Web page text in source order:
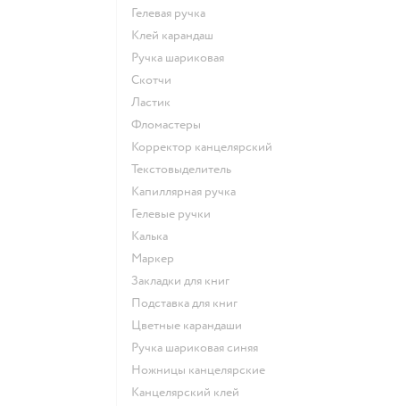
Гелевая ручка
Клей карандаш
Ручка шариковая
Скотчи
Ластик
Фломастеры
Корректор канцелярский
Текстовыделитель
Капиллярная ручка
Гелевые ручки
Калька
Маркер
Закладки для книг
Подставка для книг
Цветные карандаши
Ручка шариковая синяя
Ножницы канцелярские
Канцелярский клей